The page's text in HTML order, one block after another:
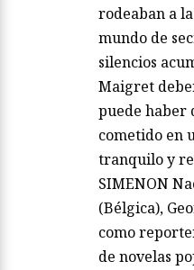
rodeaban a
mundo de
silencios
Maigret
puede haber
cometido en
tranquilo y
SIMENON
(Bélgica),
como
de novelas